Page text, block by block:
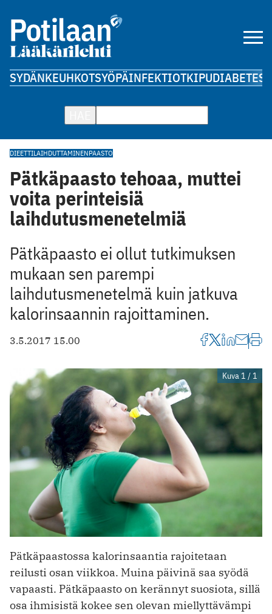
SYDÄNKEUHKOTSYÖPÄINFEKTIOTKIPUDIABETES
DIEETTILAIHDUTTAMINENPAASTO
Pätkäpaasto tehoaa, muttei
voita perinteisiä
laihdutusmenetelmiä
Pätkäpaasto ei ollut tutkimuksen
mukaan sen parempi
laihdutusmenetelmä kuin jatkuva
kalorinsaannin rajoittaminen.
3.5.2017 15.00
Kuva 1 / 1
Pätkäpaastossa kalorinsaantia rajoitetaan
reilusti osan viikkoa. Muina päivinä saa syödä
vapaasti. Pätkäpaasto on kerännyt suosiota, sillä
osa ihmisistä kokee sen olevan miellyttävämpi